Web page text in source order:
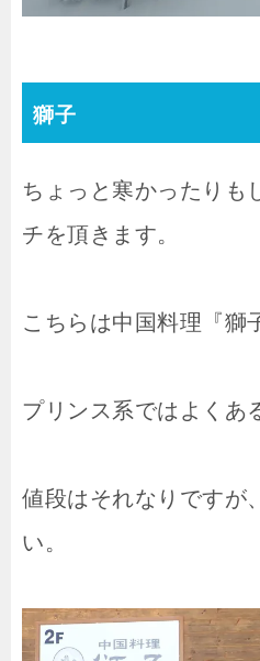
獅子
ちょっと寒かったりも
チを頂きます。
こちらは中国料理『獅
プリンス系ではよくあ
値段はそれなりですが
い。